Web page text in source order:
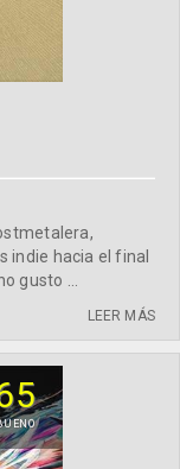
indie hacia el final
gusto ...
LEER MÁS